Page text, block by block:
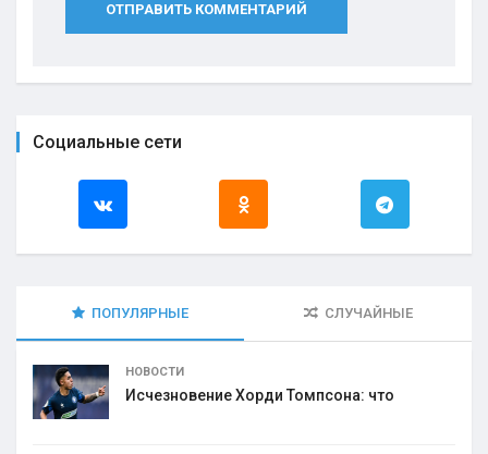
ОТПРАВИТЬ КОММЕНТАРИЙ
Социальные сети
ПОПУЛЯРНЫЕ СЛУЧАЙНЫЕ
НОВОСТИ
Исчезновение Хорди Томпсона: что